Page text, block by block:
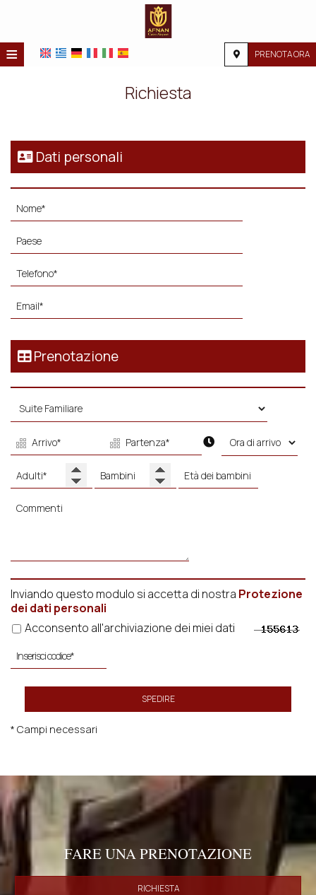
≡ PRENOTA ORA
ALLOGGIO
RICHIESTA
CONTATTI
Richiesta
Dati personali
Prenotazione
Inviando questo modulo si accetta di nostra Protezione
dei dati personali
Acconsento all'archiviazione dei miei dati
SPEDIRE
* Campi necessari
FARE UNA PRENOTAZIONE
RICHIESTA